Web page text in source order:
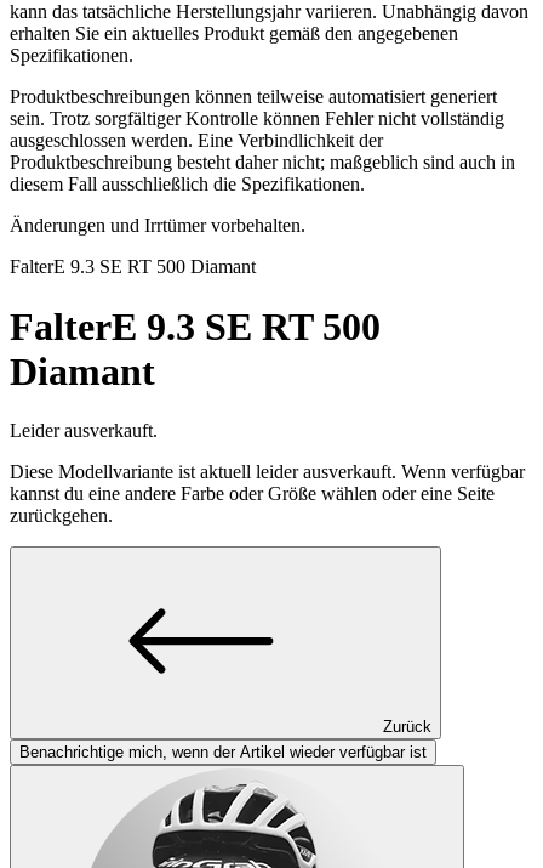
kann das tatsächliche Herstellungsjahr variieren. Unabhängig davon
erhalten Sie ein aktuelles Produkt gemäß den angegebenen
Spezifikationen.
Produktbeschreibungen können teilweise automatisiert generiert
sein. Trotz sorgfältiger Kontrolle können Fehler nicht vollständig
ausgeschlossen werden. Eine Verbindlichkeit der
Produktbeschreibung besteht daher nicht; maßgeblich sind auch in
diesem Fall ausschließlich die Spezifikationen.
Änderungen und Irrtümer vorbehalten.
FalterE 9.3 SE RT 500 Diamant
FalterE 9.3 SE RT 500
Diamant
Leider ausverkauft.
Diese Modellvariante ist aktuell leider ausverkauft. Wenn verfügbar
kannst du eine andere Farbe oder Größe wählen oder eine Seite
zurückgehen.
Zurück
Benachrichtige mich, wenn der Artikel wieder verfügbar ist